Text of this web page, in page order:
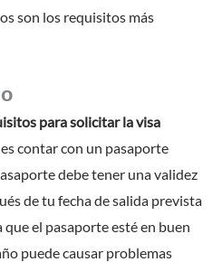
son los requisitos más
para solicitar la visa
contar con un pasaporte
debe tener una validez
de tu fecha de salida prevista
el pasaporte esté en buen
puede causar problemas